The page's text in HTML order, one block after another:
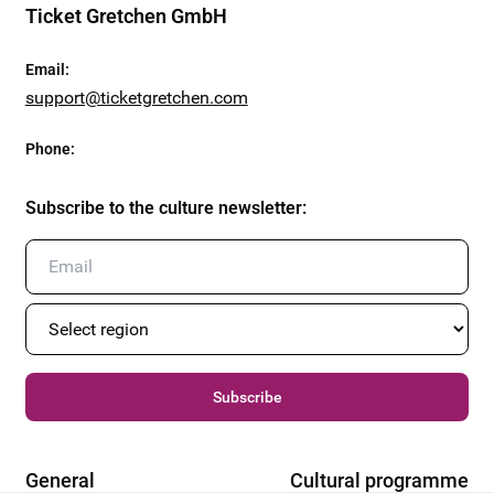
Ticket Gretchen GmbH
Email :
support@ticketgretchen.com
Phone:
Subscribe to the culture newsletter:
Subscribe
General Cultural programme